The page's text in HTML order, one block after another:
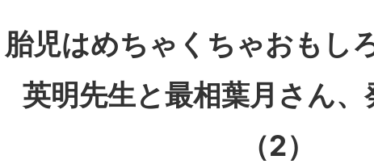
胎児はめちゃくちゃおも
英明先生と最相葉月さん、
（2）